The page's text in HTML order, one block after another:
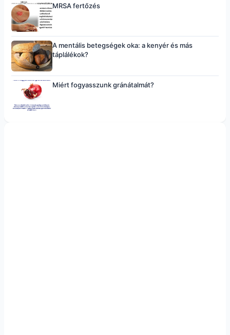
MRSA fertőzés
A mentális betegségek oka: a kenyér és más
táplálékok?
Miért fogyasszunk gránátalmát?